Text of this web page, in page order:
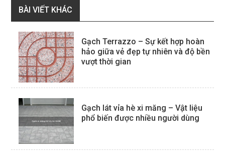
BÀI VIẾT KHÁC
Gạch Terrazzo – Sự kết hợp hoàn
hảo giữa vẻ đẹp tự nhiên và độ bền
vượt thời gian
Gạch lát vỉa hè xi măng – Vật liệu
phổ biến được nhiều người dùng